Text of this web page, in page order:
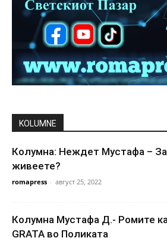
KOLUMNE
Колумна: Неждет Мустафа –
живеете?
romapress - август 25, 2022
Колумна Мустафа Д.- Ромите
GRATA во Поликата